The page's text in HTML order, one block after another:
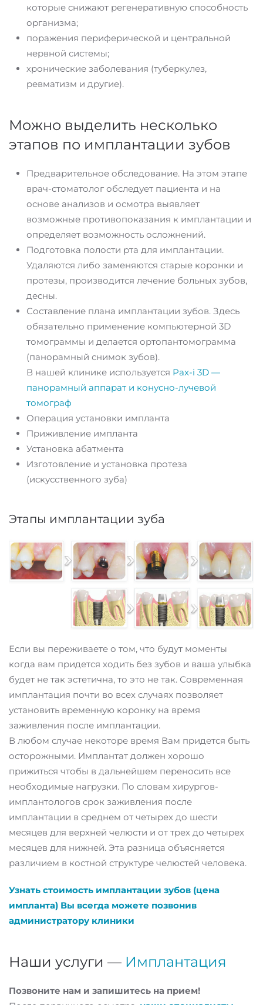
которые снижают регенеративную способность
организма;
поражения периферической и центральной
нервной системы;
хронические заболевания (туберкулез,
ревматизм и другие).
Можно выделить несколько
этапов по имплантации зубов
Предварительное обследование. На этом этапе
врач-стоматолог обследует пациента и на
основе анализов и осмотра выявляет
возможные противопоказания к имплантации и
определяет возможность осложнений.
Подготовка полости рта для имплантации.
Удаляются либо заменяются старые коронки и
протезы, производится лечение больных зубов,
десны.
Составление плана имплантации зубов. Здесь
обязательно применение компьютерной 3D
томограммы и делается ортопантомограмма
(панорамный снимок зубов).
В нашей клинике используется Pax-i 3D —
панорамный аппарат и конусно-лучевой
томограф
Операция установки импланта
Приживление импланта
Установка абатмента
Изготовление и установка протеза
(искусственного зуба)
Этапы имплантации зуба
Если вы переживаете о том, что будут моменты
когда вам придется ходить без зубов и ваша улыбка
будет не так эстетична, то это не так. Современная
имплантация почти во всех случаях позволяет
установить временную коронку на время
заживления после имплантации.
В любом случае некоторе время Вам придется быть
осторожными. Имплантат должен хорошо
прижиться чтобы в дальнейшем переносить все
необходимые нагрузки. По словам хирургов-
имплантологов срок заживления после
имплантации в среднем от четырех до шести
месяцев для верхней челюсти и от трех до четырех
месяцев для нижней. Эта разница объясняется
различием в костной структуре челюстей человека.
Узнать стоимость имплантации зубов (цена
импланта) Вы всегда можете позвонив
администратору клиники
Наши услуги — Имплантация
Позвоните нам и запишитесь на прием!